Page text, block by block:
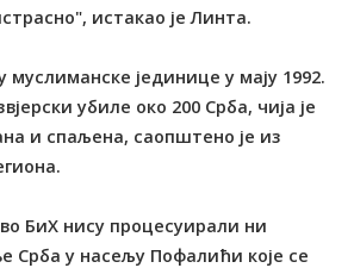
истакао је Линта.
муслиманске јединице у мају 1992.
убиле око 200 Срба, чија је
и спаљена, саопштено је из
БиХ нису процесуирали ни
Срба у насељу Пофалићи које се